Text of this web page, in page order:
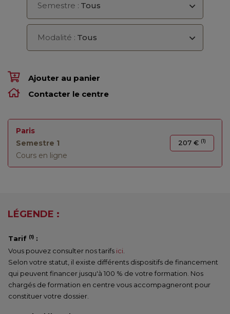
Semestre : Tous
Modalité : Tous
Ajouter au panier
Contacter le centre
Paris
Semestre 1
Cours en ligne
207 € (1)
LÉGENDE :
Tarif (1) :
Vous pouvez consulter nos tarifs ici
Selon votre statut, il existe différents dispositifs de financement
qui peuvent financer jusqu'à 100 % de votre formation. Nos
chargés de formation en centre vous accompagneront pour
constituer votre dossier.